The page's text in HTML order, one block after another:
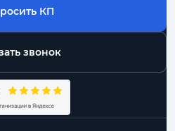
КП
звонок